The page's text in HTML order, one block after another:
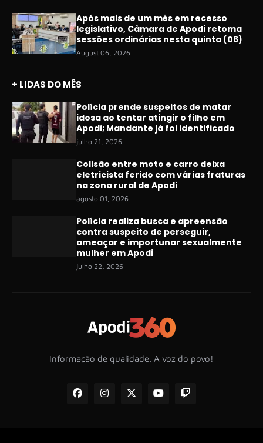
Após mais de um mês em recesso
legislativo, Câmara de Apodi retoma
sessões ordinárias nesta quinta (06)
August 06, 2026
+ LIDAS DO MÊS
Polícia prende suspeitos de matar
idosa ao tentar atingir o filho em
Apodi; Mandante já foi identificado
julho 21, 2026
Colisão entre moto e carro deixa
eletricista ferido com várias fraturas
na zona rural de Apodi
agosto 01, 2026
Polícia realiza busca e apreensão
contra suspeito de perseguir,
ameaçar e importunar sexualmente
mulher em Apodi
julho 22, 2026
Informação de qualidade. A voz do povo!